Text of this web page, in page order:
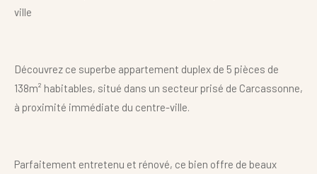
ville
Découvrez ce superbe appartement duplex de 5 pièces de
138m² habitables, situé dans un secteur prisé de Carcassonne,
à proximité immédiate du centre-ville.
Parfaitement entretenu et rénové, ce bien offre de beaux